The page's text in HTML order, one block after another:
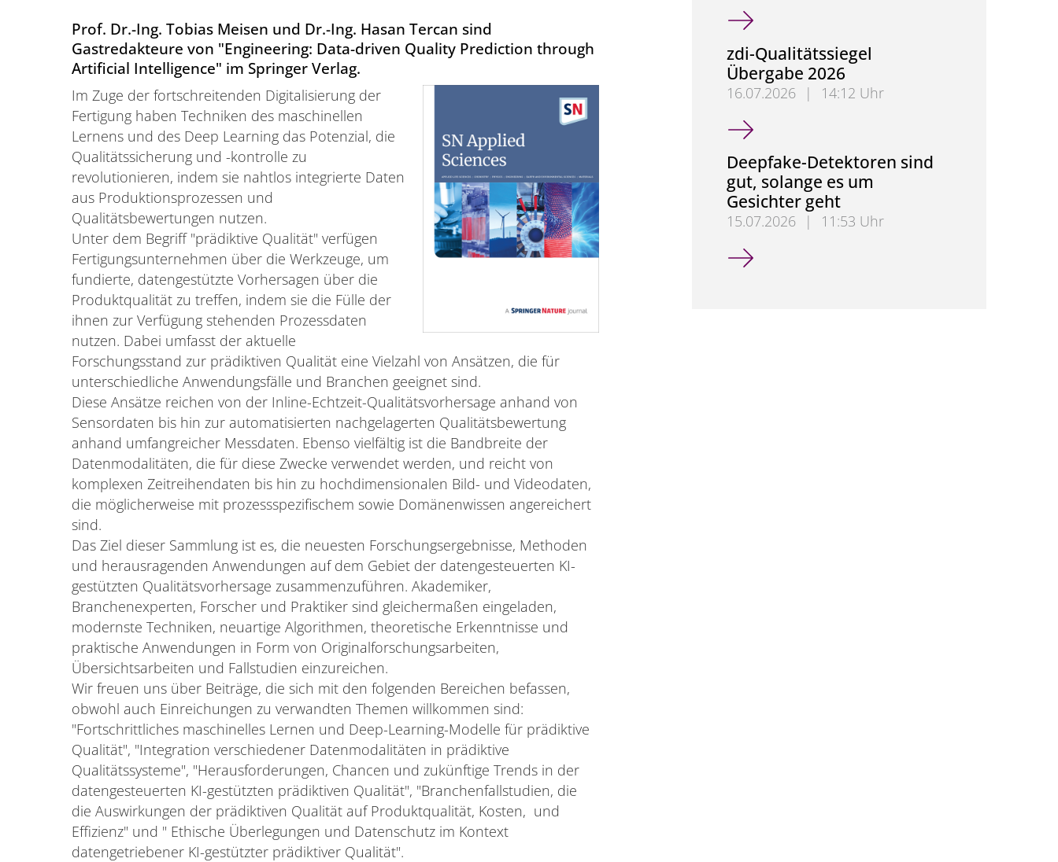
Prof. Dr.-Ing. Tobias Meisen und Dr.-Ing. Hasan Tercan sind
Gastredakteure von "Engineering: Data-driven Quality Prediction through
Artificial Intelligence" im Springer Verlag.
Im Zuge der fortschreitenden Digitalisierung der
Fertigung haben Techniken des maschinellen
Lernens und des Deep Learning das Potenzial, die
Qualitätssicherung und -kontrolle zu
revolutionieren, indem sie nahtlos integrierte Daten
aus Produktionsprozessen und
Qualitätsbewertungen nutzen.
Unter dem Begriff "prädiktive Qualität" verfügen
Fertigungsunternehmen über die Werkzeuge, um
fundierte, datengestützte Vorhersagen über die
Produktqualität zu treffen, indem sie die Fülle der
ihnen zur Verfügung stehenden Prozessdaten
nutzen. Dabei umfasst der aktuelle
Forschungsstand zur prädiktiven Qualität eine Vielzahl von Ansätzen, die für
unterschiedliche Anwendungsfälle und Branchen geeignet sind.
Diese Ansätze reichen von der Inline-Echtzeit-Qualitätsvorhersage anhand von
Sensordaten bis hin zur automatisierten nachgelagerten Qualitätsbewertung
anhand umfangreicher Messdaten. Ebenso vielfältig ist die Bandbreite der
Datenmodalitäten, die für diese Zwecke verwendet werden, und reicht von
komplexen Zeitreihendaten bis hin zu hochdimensionalen Bild- und Videodaten,
die möglicherweise mit prozessspezifischem sowie Domänenwissen angereichert
sind.
Das Ziel dieser Sammlung ist es, die neuesten Forschungsergebnisse, Methoden
und herausragenden Anwendungen auf dem Gebiet der datengesteuerten KI-
gestützten Qualitätsvorhersage zusammenzuführen. Akademiker,
Branchenexperten, Forscher und Praktiker sind gleichermaßen eingeladen,
modernste Techniken, neuartige Algorithmen, theoretische Erkenntnisse und
praktische Anwendungen in Form von Originalforschungsarbeiten,
Übersichtsarbeiten und Fallstudien einzureichen.
Wir freuen uns über Beiträge, die sich mit den folgenden Bereichen befassen,
obwohl auch Einreichungen zu verwandten Themen willkommen sind:
"Fortschrittliches maschinelles Lernen und Deep-Learning-Modelle für prädiktive
Qualität", "Integration verschiedener Datenmodalitäten in prädiktive
Qualitätssysteme", "Herausforderungen, Chancen und zukünftige Trends in der
datengesteuerten KI-gestützten prädiktiven Qualität", "Branchenfallstudien, die
die Auswirkungen der prädiktiven Qualität auf Produktqualität, Kosten, und
Effizienz" und " Ethische Überlegungen und Datenschutz im Kontext
datengetriebener KI-gestützter prädiktiver Qualität".
Best Paper Award für unser Team
zdi-Qualitätssiegel
Übergabe 2026
16.07.2026 |
14:12 Uhr
zdi-Qualitätssiegel Übergabe 2026
Deepfake-Detektoren sind
gut, solange es um
Gesichter geht
15.07.2026 |
11:53 Uhr
Deepfake-Detektoren sind gut, solange es um